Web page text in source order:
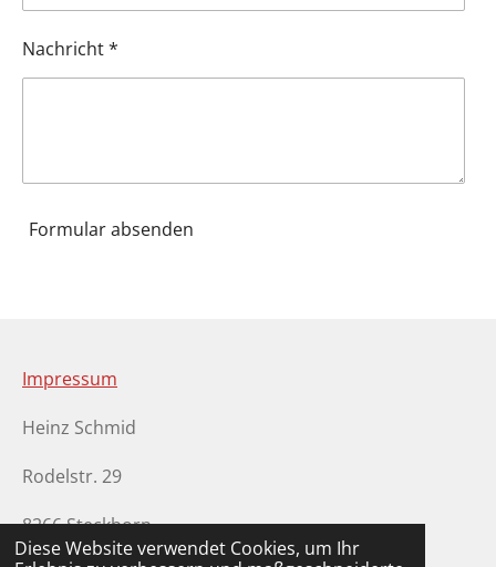
Diese Website verwendet Cookies, um Ihr
Nachricht *
Formular absenden
Impressum
Heinz Schmid
Rodelstr. 29
8266 Steckborn